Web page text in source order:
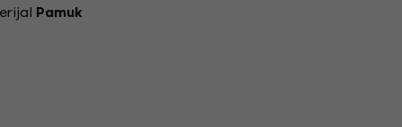
Pamuk